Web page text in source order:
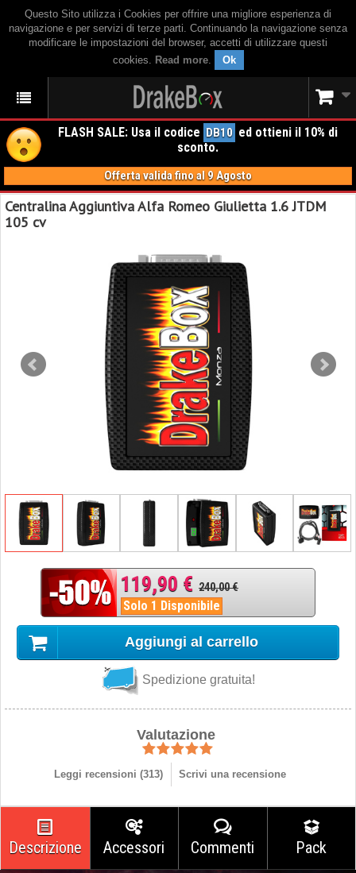
Questo Sito utilizza i Cookies per offrire una migliore esperienza di
navigazione e per servizi di terze parti. Continuando la navigazione senza
modificare le impostazioni del browser, accetti di utilizzare questi
cookies. Read more. Ok
FLASH SALE: Usa il codice DB10 ed ottieni il 10% di
sconto.
Offerta valida fino al 9 Agosto
Centralina Aggiuntiva Alfa Romeo Giulietta 1.6 JTDM
105 cv
119,90 € 240,00 €
Solo 1 Disponibile
Aggiungi al carrello
Spedizione gratuita!
Valutazione
Leggi recensioni (313) Scrivi una recensione
Descrizione Accessori Commenti Pack